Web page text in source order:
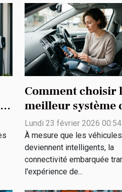
Comment choisir
meilleur système
mise à niveau pour
connectivité auto ?
Lundi 23 février 2026 00:54
À mesure que les véhicules
deviennent intelligents, la
connectivité embarquée
l'expérience de...